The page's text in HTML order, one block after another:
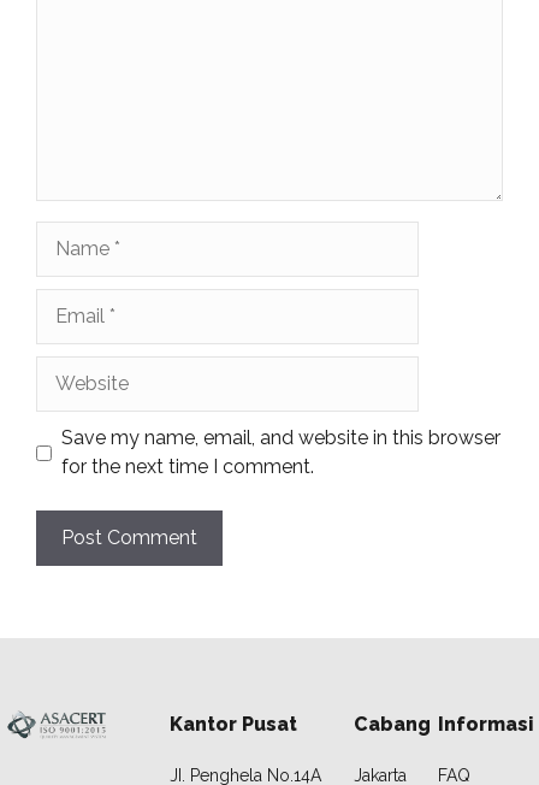
Save my name, email, and website in this browser
for the next time I comment.
Kantor Pusat
JI. Penghela No.14A
Cabang
Jakarta
Informasi
FAQ